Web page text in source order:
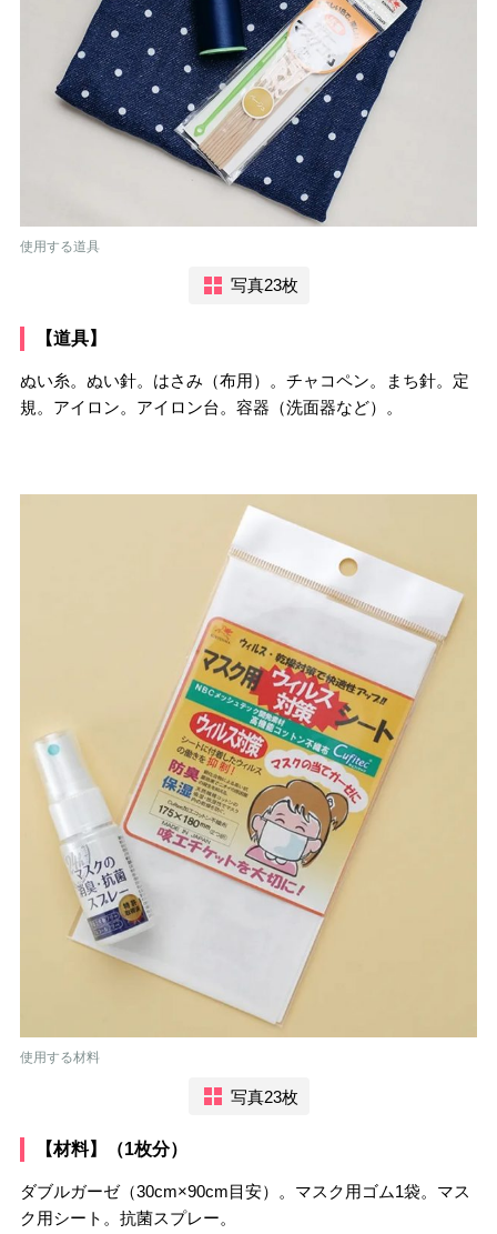
使用する道具
写真23枚
【道具】
ぬい糸。ぬい針。はさみ（布用）。チャコペン。まち針。定
規。アイロン。アイロン台。容器（洗面器など）。
使用する材料
写真23枚
【材料】（1枚分）
ダブルガーゼ（30cm×90cm目安）。マスク用ゴム1袋。マス
ク用シート。抗菌スプレー。